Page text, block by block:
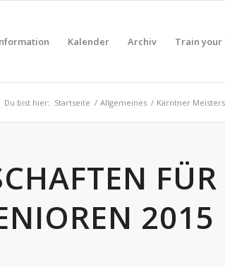
Kalender Archiv Train your
Du bist hier: Startseite / Allgemeines / Kärntner
FÜR
2015